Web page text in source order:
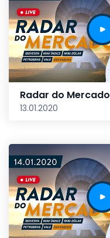
Radar do Mercado
13.01.2020